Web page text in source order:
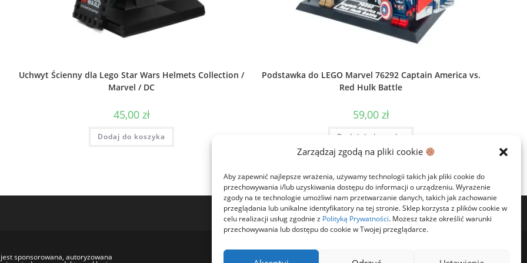
Zarządzaj zgodą na pliki cookie
Aby zapewnić najlepsze wrażenia, używamy technologii takich jak pliki cookie do
przechowywania i/lub uzyskiwania dostępu do informacji o urządzeniu. Wyrażenie
zgody na te technologie umożliwi nam przetwarzanie danych, takich jak zachowanie
przeglądania lub unikalne identyfikatory na tej stronie. Sklep korzysta z plików cookie w
celu realizacji usług zgodnie z Polityką Prywatności. Możesz także określić warunki
przechowywania lub dostępu do cookie w Twojej przeglądarce.
Uchwyt Ścienny dla Lego Star Wars Helmets Collection /
Marvel / DC
45,00 zł
Dodaj do koszyka
Podstawka do LEGO Marvel 76292 Captain America vs.
Red Hulk Battle
59,00 zł
Dodaj do koszyka
sponsorowana, autoryzowana